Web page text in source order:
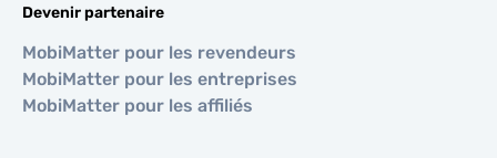
Devenir partenaire
MobiMatter pour les revendeurs
MobiMatter pour les entreprises
MobiMatter pour les affiliés